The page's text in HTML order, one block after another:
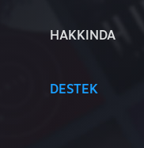
HAKKINDA
DESTEK